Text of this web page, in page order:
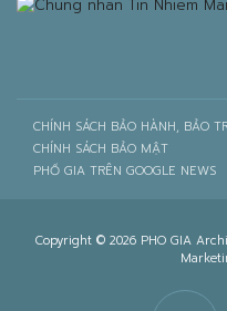
CHÍNH SÁCH BẢO HÀNH, BẢO
CHÍNH SÁCH BẢO MẬT
PHỐ GIA TRÊN GOOGLE NEWS
Copyright © 2026 PHO GIA